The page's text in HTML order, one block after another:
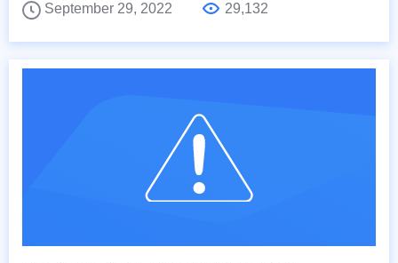
September 29, 2022
29,132